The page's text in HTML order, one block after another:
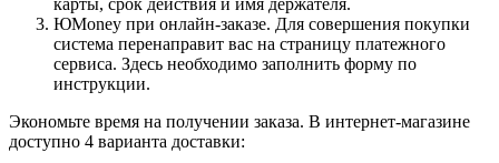
ЮMoney при онлайн-заказе. Для совершения покупки
система перенаправит вас на страницу платежного
сервиса. Здесь необходимо заполнить форму по
инструкции.
Экономьте время на получении заказа. В интернет-магазине
доступно 4 варианта доставки: